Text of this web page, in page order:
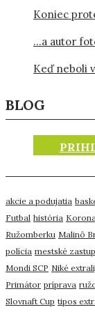
Koniec
…a autor
Keď neboli
BLOG
akcie a podujatia
Futbal história
Ružomberku Malinô
polícia mestské
Mondi SCP Niké
Primátor príprava
Slovnaft Cup tipos